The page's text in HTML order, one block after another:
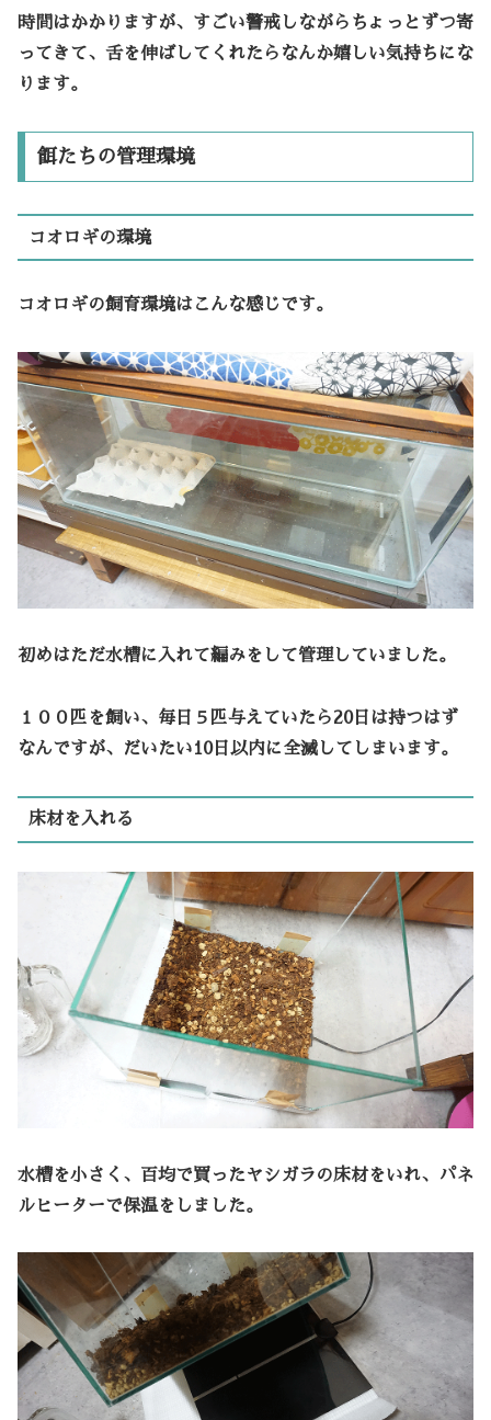
時間はかかりますが、すごい警戒しながらちょっとずつ寄
ってきて、舌を伸ばしてくれたらなんか嬉しい気持ちにな
ります。
餌たちの管理環境
コオロギの環境
コオロギの飼育環境はこんな感じです。
初めはただ水槽に入れて編みをして管理していました。
１００匹を飼い、毎日５匹与えていたら20日は持つはず
なんですが、だいたい10日以内に全滅してしまいます。
床材を入れる
水槽を小さく、百均で買ったヤシガラの床材をいれ、パネ
ルヒーターで保温をしました。